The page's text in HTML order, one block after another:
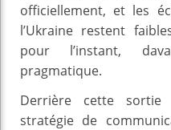
officiellement, et les
l’Ukraine restent
pour l’instant,
pragmatique.
Derrière cette
stratégie de